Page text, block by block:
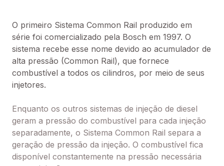
O primeiro Sistema Common Rail produzido em
série foi comercializado pela Bosch em 1997. O
sistema recebe esse nome devido ao acumulador de
alta pressão (Common Rail), que fornece
combustível a todos os cilindros, por meio de seus
injetores.
Enquanto os outros sistemas de injeção de diesel
geram a pressão do combustível para cada injeção
separadamente, o Sistema Common Rail separa a
geração de pressão da injeção. O combustível fica
disponível constantemente na pressão necessária